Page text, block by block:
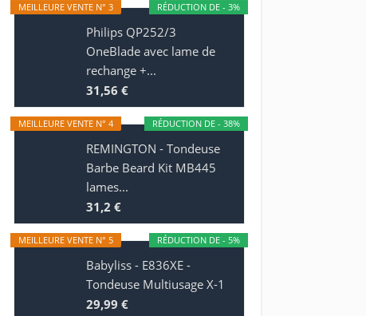
RÉDUCTION DE - 3%
MEILLEURE VENTE N° 3
Philips QP252/3
OneBlade avec lame de
rechange +...
31,56 €
RÉDUCTION DE - 38%
MEILLEURE VENTE N° 4
REMINGTON - Tondeuse
Barbe Beard Kit MB445
lames...
31,2 €
RÉDUCTION DE - 5%
MEILLEURE VENTE N° 5
Babyliss - E836XE -
Tondeuse Multiusage X-1
29,99 €